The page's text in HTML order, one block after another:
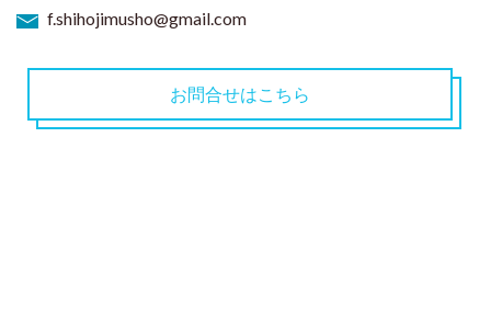
f.shihojimusho@gmail.com
お問合せはこちら